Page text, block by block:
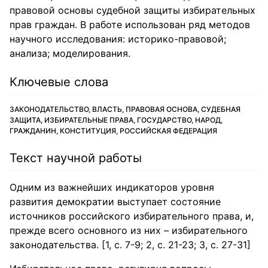
правовой основы судебной защиты избирательных
прав граждан. В работе использован ряд методов
научного исследования: историко-правовой;
анализа; моделирования.
Ключевые слова
ЗАКОНОДАТЕЛЬСТВО, ВЛАСТЬ, ПРАВОВАЯ ОСНОВА, СУДЕБНАЯ
ЗАЩИТА, ИЗБИРАТЕЛЬНЫЕ ПРАВА, ГОСУДАРСТВО, НАРОД,
ГРАЖДАНИН, КОНСТИТУЦИЯ, РОССИЙСКАЯ ФЕДЕРАЦИЯ
Текст научной работы
Одним из важнейших индикаторов уровня
развития демократии выступает состояние
источников российского избирательного права, и,
прежде всего основного из них – избирательного
законодательства. [1, с. 7-9; 2, с. 21-23; 3, с. 27-31]